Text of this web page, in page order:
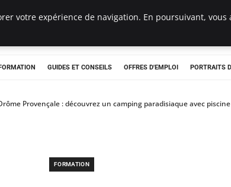
GUIDES ET CONSEILS OFFRES D'EMPLOI PORTRAITS
Provençale : découvrez un camping paradisiaque avec
FORMATION
votre expérience de navigation. En poursuivant,